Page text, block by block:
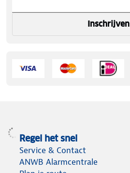
Inschrijven
Regel het snel
Service & Contact
ANWB Alarmcentrale